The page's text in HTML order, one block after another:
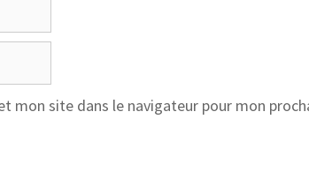
mon site dans le navigateur pour mon